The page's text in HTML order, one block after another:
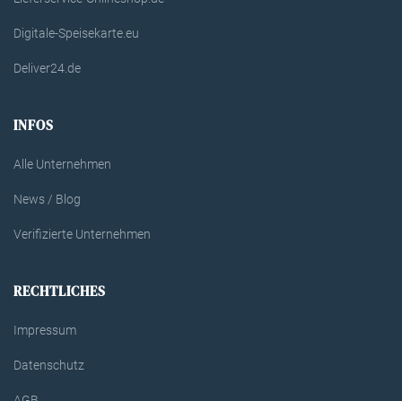
Digitale-Speisekarte.eu
Deliver24.de
INFOS
Alle Unternehmen
News / Blog
Verifizierte Unternehmen
RECHTLICHES
Impressum
Datenschutz